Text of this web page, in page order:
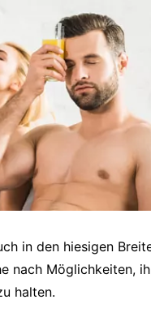
in den hiesigen
nach Möglichkeiten,
halten.